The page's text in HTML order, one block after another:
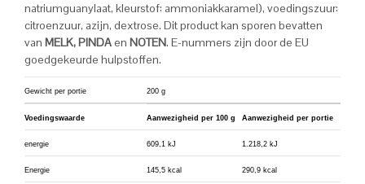
natriumguanylaat, kleurstof: ammoniakkaramel), voedingszuur:
citroenzuur, azijn, dextrose. Dit product kan sporen bevatten
van MELK, PINDAen NOTEN. E-nummers zijn door de EU
goedgekeurde hulpstoffen.
Gewicht per portie 200 g
Voedingswaarde Aanwezigheid per 100 g Aanwezigheid per portie
energie 609,1 kJ 1.218,2 kJ
Energie 145,5 kcal 290,9 kcal